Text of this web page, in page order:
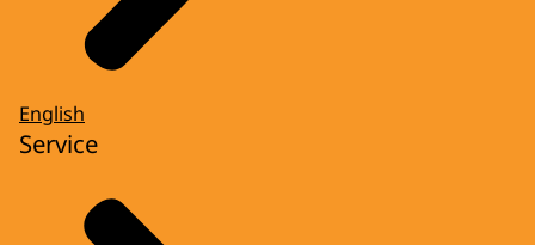
English
Service